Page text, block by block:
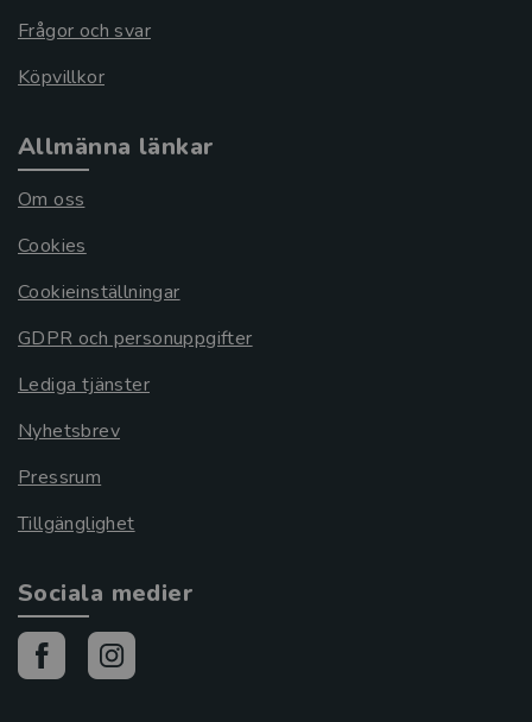
Frågor och svar
Köpvillkor
Allmänna länkar
Om oss
Cookies
Cookieinställningar
GDPR och personuppgifter
Lediga tjänster
Nyhetsbrev
Pressrum
Tillgänglighet
Sociala medier